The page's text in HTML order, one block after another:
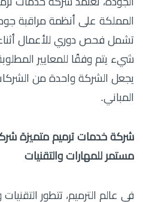
المملكة على أنظمة مراقبة
تشمل فحص دوري للأعمال
شيء يتم وفقًا للمعايير
يجعل الشركة واحدة من
المباني.
شركة خدمات ترميم متميزة
مستمر للمهارات والتقنيات
في عالم الترميم، تتطور